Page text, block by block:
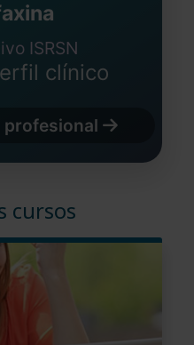
ISRSN
clínico
cursos